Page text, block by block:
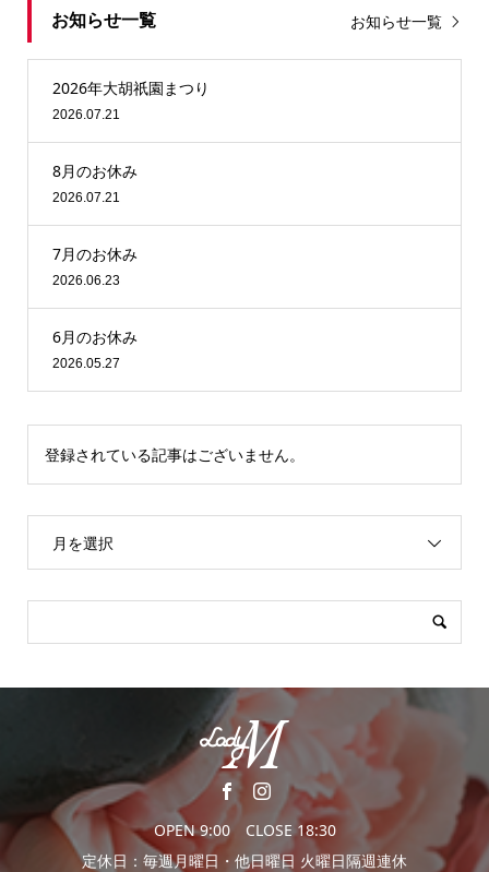
お知らせ一覧 お知らせ一覧
2026年大胡祇園まつり
2026.07.21
8月のお休み
2026.07.21
7月のお休み
2026.06.23
6月のお休み
2026.05.27
登録されている記事はございません。
月を選択
OPEN 9:00 CLOSE 18:30
定休日：毎週月曜日・他日曜日 火曜日隔週連休